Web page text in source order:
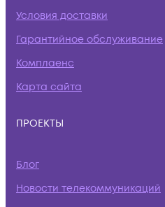
Условия доставки
Гарантийное обслуживание
Комплаенс
Карта сайта
ПРОЕКТЫ
Блог
Новости телекоммуникаций